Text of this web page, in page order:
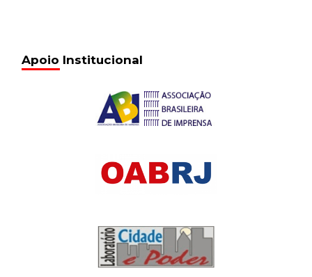
Apoio Institucional